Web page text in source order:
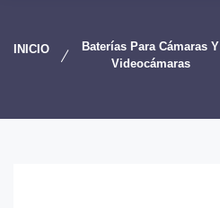
INICIO
Baterías Para Cámaras Y
Videocámaras